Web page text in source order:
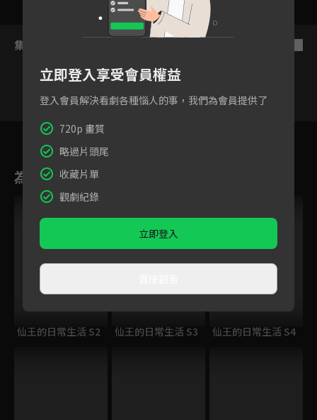
集數列表
2
為您推薦
仙王的日常生活 S2 仙王的日常生活 S3 仙王的日常生活 S4
立即登入享受會員權益
登入會員解決看劇各種惱人的事，我們為會員提供了
720p 畫質
略過片頭尾
收藏片單
觀劇紀錄
立即登入